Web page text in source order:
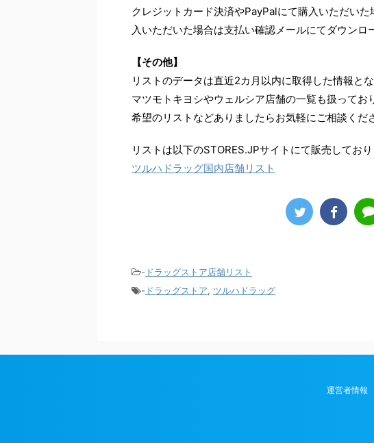
クレジットカード決済やPayPalにて購入いただい
入いただいた場合は支払い確認メールにてダウンロ
【その他】
リストのデータは直近2カ月以内に取得した情報とな
マツモトキヨシやウェルシア店舗の一覧も扱ってお
希望のリストなどありましたらお気軽にご相談くだ
リストは以下のSTORES.JPサイトにて販売しており
ツルハドラッグ国内店舗リスト
- ドラッグストア店舗リスト
- ドラッグストア, ツルハドラッグ
運営者情報